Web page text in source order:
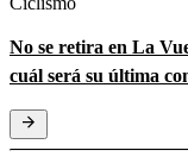
No se retira en La
cuál será su última